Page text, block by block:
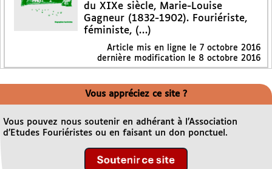
du XIXe siècle, Marie-Louise
Gagneur (1832-1902). Fouriériste,
féministe, (…)
Article mis en ligne le 7 octobre 2016
dernière modification le 8 octobre 2016
Vous appréciez ce site ?
Vous pouvez nous soutenir en adhérant à l’Association
d’Etudes Fouriéristes ou en faisant un don ponctuel.